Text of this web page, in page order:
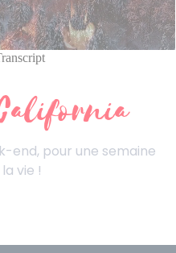
end, pour une semaine
vie !